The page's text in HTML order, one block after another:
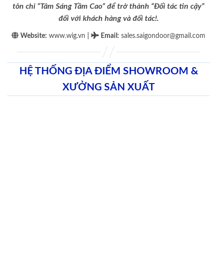
tôn chỉ “Tâm Sáng Tầm Cao” để trở thành “Đối tác tin cậy”
đối với khách hàng và đối tác!.
Website: www.wig.vn Email : sales.saigondoor@gmail.com
HỆ THỐNG ĐỊA ĐIỂM SHOWROOM &
XƯỞNG SẢN XUẤT